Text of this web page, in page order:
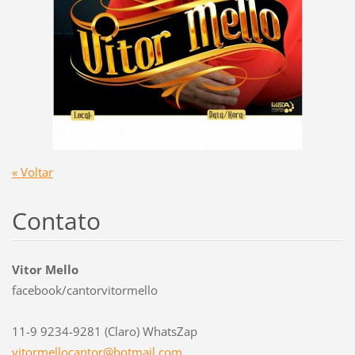
« Voltar
Contato
Vitor Mello
facebook/cantorvitormello
11-9 9234-9281 (Claro) WhatsZap
vitormellocantor@hotmail .com